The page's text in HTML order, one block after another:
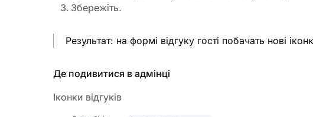
Збережіть.
Результат: на формі відгуку гості побачать нові
Де подивитися в адмінці
Іконки відгуків